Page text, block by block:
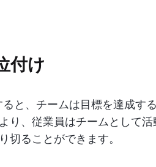
付け
と、チームは目標を達成す
り、従業員はチームとして
切ることができます。